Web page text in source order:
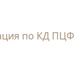
по КД